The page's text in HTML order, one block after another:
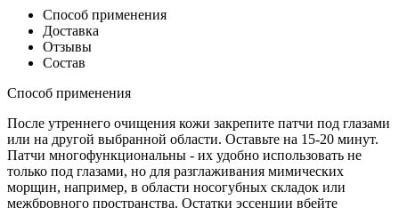
Способ применения
Доставка
Отзывы
Состав
Способ применения
После утреннего очищения кожи закрепите патчи под глазами
или на другой выбранной области. Оставьте на 15-20 минут.
Патчи многофункциональны - их удобно использовать не
только под глазами, но для разглаживания мимических
морщин, например, в области носогубных складок или
межбровного пространства. Остатки эссенции вбейте